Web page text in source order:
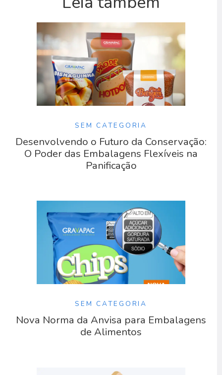
SEM CATEGORIA
Desenvolvendo o Futuro da Conservação:
O Poder das Embalagens Flexíveis na
Panificação
SEM CATEGORIA
Nova Norma da Anvisa para Embalagens
de Alimentos